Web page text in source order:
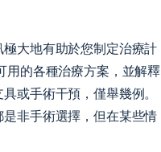
大地有助於您制定治療計
用的各種治療方案，並解釋
或手術干預，僅舉幾例。
非手術選擇，但在某些情